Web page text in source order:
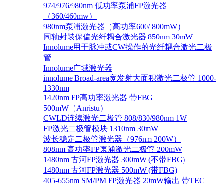
974/976/980nm 低功率泵浦FP激光器
（360/460mw）
980nm泵浦激光器（高功率600/ 800mW）
同轴封装保偏光纤耦合激光器 850nm 30mW
Innolume用于脉冲或CW操作的光纤耦合激光二极
管
Innolume广域激光器
innolume Broad-area宽发射大面积激光二极管 1000-
1330nm
1420nm FP高功率激光器 带FBG
500mW（Anristu）
CWLD连续激光二极管 808/830/980nm 1W
FP激光二极管模块 1310nm 30mW
波长稳定二极管激光器（976nm 200W）
808nm 高功率FP泵浦激光二极管 200mW
1480nm 古河FP激光器 300mW (不带FBG)
1480nm 古河FP激光器 500mW (带FBG)
405-655nm SM/PM FP激光器 20mW输出 带TEC